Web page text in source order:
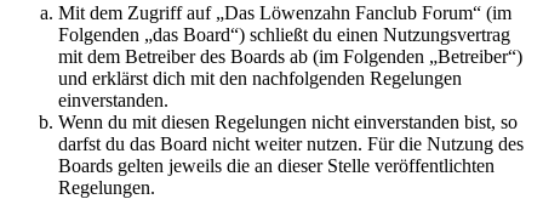
Mit dem Zugriff auf „Das Löwenzahn Fanclub Forum“ (im
Folgenden „das Board“) schließt du einen Nutzungsvertrag
mit dem Betreiber des Boards ab (im Folgenden „Betreiber“)
und erklärst dich mit den nachfolgenden Regelungen
einverstanden.
Wenn du mit diesen Regelungen nicht einverstanden bist, so
darfst du das Board nicht weiter nutzen. Für die Nutzung des
Boards gelten jeweils die an dieser Stelle veröffentlichten
Regelungen.